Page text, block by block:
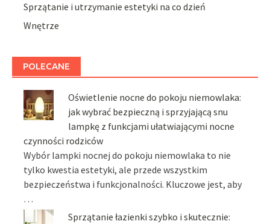
Sprzątanie i utrzymanie estetyki na co dzień
Wnętrze
POLECANE
Oświetlenie nocne do pokoju niemowlaka:
jak wybrać bezpieczną i sprzyjającą snu
lampkę z funkcjami ułatwiającymi nocne
czynności rodziców
Wybór lampki nocnej do pokoju niemowlaka to nie
tylko kwestia estetyki, ale przede wszystkim
bezpieczeństwa i funkcjonalności. Kluczowe jest, aby
…
Sprzątanie łazienki szybko i skutecznie: